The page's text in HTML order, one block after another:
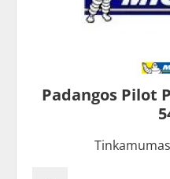
Padangos Pilot